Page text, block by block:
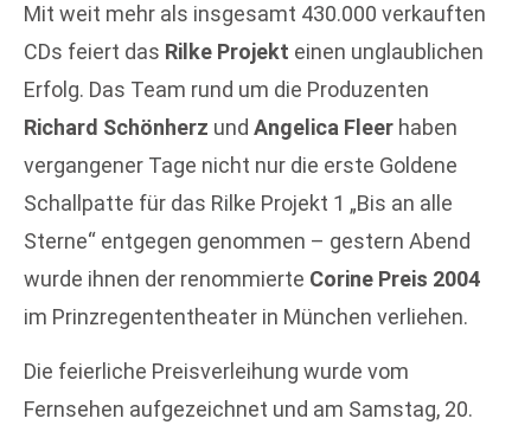
Mit weit mehr als insgesamt 430.000 verkauften
CDs feiert das Rilke Projekt einen unglaublichen
Erfolg. Das Team rund um die Produzenten
Richard Schönherz und Angelica Fleer haben
vergangener Tage nicht nur die erste Goldene
Schallpatte für das Rilke Projekt 1 „Bis an alle
Sterne“ entgegen genommen – gestern Abend
wurde ihnen der renommierte Corine Preis 2004
im Prinzregententheater in München verliehen.
Die feierliche Preisverleihung wurde vom
Fernsehen aufgezeichnet und am Samstag, 20.